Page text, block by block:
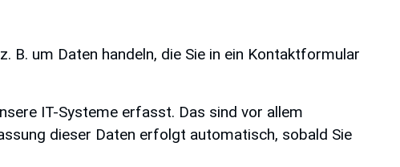
B. um Daten handeln, die Sie in ein Kontaktformular
IT-Systeme erfasst. Das sind vor allem
dieser Daten erfolgt automatisch, sobald Sie